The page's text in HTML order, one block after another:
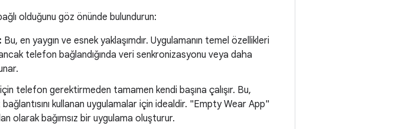
olduğunu göz önünde bulundurun:
Bu, en yaygın ve esnek yaklaşımdır. Uygulamanın temel özellikleri
telefon bağlandığında veri senkronizasyonu veya daha
telefon gerektirmeden tamamen kendi başına çalışır. Bu,
kullanan uygulamalar için idealdir. "Empty Wear App"
olarak bağımsız bir uygulama oluşturur.